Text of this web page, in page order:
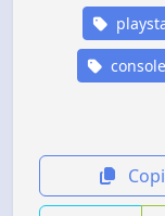
console